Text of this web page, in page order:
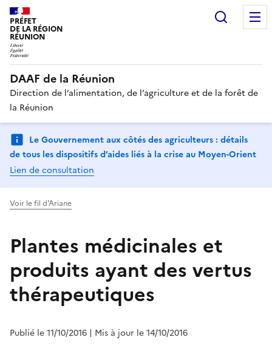
PRÉFET
DE LA RÉGION
RÉUNION
DAAF de la Réunion
Direction de l’alimentation, de l’agriculture et de la forêt de
la Réunion
Le Gouvernement aux côtés des agriculteurs : détails
de tous les dispositifs d’aides liés à la crise au Moyen-Orient
Lien de consultation
Voir le fil d'Ariane
Plantes médicinales et
produits ayant des vertus
thérapeutiques
Publié le 11/10/2016 | Mis à jour le 14/10/2016